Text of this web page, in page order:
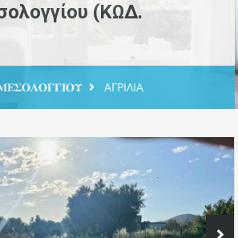
(ΚΩΔ.
ΑΓΡΙΛΙΑ